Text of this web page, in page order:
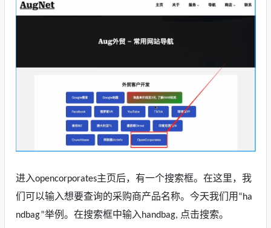
进入opencorporates主页后，有一个搜索框。 在这里， 我
们 可以输入想要查询的采购商产品名称。 今天我们用 “ha
ndbag”举例。在搜索框中输入handbag, 点击搜索。